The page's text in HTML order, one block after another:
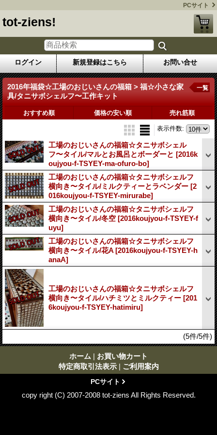
PCサイト
tot-ziens!
ログイン 新規登録はこちら お問い合せ
2016年福袋☆工場のおじいさんの福箱 > 福☆小さな家
具/タニサボシェルフ〜工作キット
一覧
おすすめ順 価格の安い順 売れ筋順
表示件数:
工場のおじいさんの福箱☆タニサボシェル
フ〜タイル/マルとお風呂とボーダーと [2016k
oujyou-f-TSYEY-ma-ofuro-bo]
工場のおじいさんの福箱☆タニサボシェルフ
横向き〜タイル/ミルクティーとラベンダー [2
016koujyou-f-TSYEY-mirurabe]
工場のおじいさんの福箱☆タニサボシェルフ
横向き〜タイル/冬空 [2016koujyou-f-TSYEY-f
uyu]
工場のおじいさんの福箱☆タニサボシェルフ
横向き〜タイル/花A [2016koujyou-f-TSYEY-h
anaA]
工場のおじいさんの福箱☆タニサボシェルフ
横向き〜タイル/ハチミツとミルクティー [201
6koujyou-f-TSYEY-hatimiru]
(5件/5件)
ホーム | お買い物カート
特定商取引法表示 | ご利用案内
PCサイト
copy right (C) 2007-2008 tot-ziens All Rights Reserved.